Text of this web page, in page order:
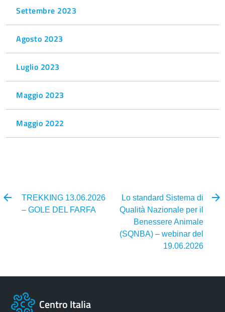
Settembre 2023
Agosto 2023
Luglio 2023
Maggio 2023
Maggio 2022
TREKKING 13.06.2026
– GOLE DEL FARFA
Lo standard Sistema di
Qualità Nazionale per il
Benessere Animale
(SQNBA) – webinar del
19.06.2026
Centro Italia